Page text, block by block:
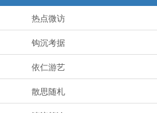
热点微访
钩沉考据
依仁游艺
散思随札